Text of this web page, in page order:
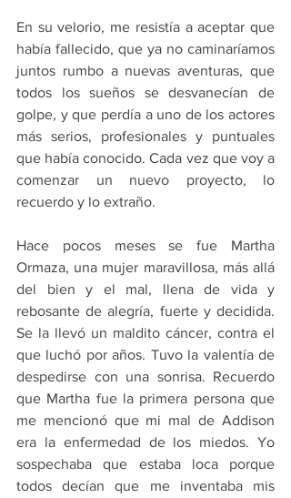
En su velorio, me resistía a aceptar que
había fallecido, que ya no caminaríamos
juntos rumbo a nuevas aventuras, que
todos los sueños se desvanecían de
golpe, y que perdía a uno de los actores
más serios, profesionales y puntuales
que había conocido. Cada vez que voy a
comenzar un nuevo proyecto, lo
recuerdo y lo extraño.
Hace pocos meses se fue Martha
Ormaza, una mujer maravillosa, más allá
del bien y el mal, llena de vida y
rebosante de alegría, fuerte y decidida.
Se la llevó un maldito cáncer, contra el
que luchó por años. Tuvo la valentía de
despedirse con una sonrisa. Recuerdo
que Martha fue la primera persona que
me mencionó que mi mal de Addison
era la enfermedad de los miedos. Yo
sospechaba que estaba loca porque
todos decían que me inventaba mis